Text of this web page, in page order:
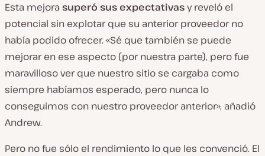
Esta mejora superó sus expectativasy reveló el
potencial sin explotar que su anterior proveedor no
había podido ofrecer. «Sé que también se puede
mejorar en ese aspecto (por nuestra parte), pero fue
maravilloso ver que nuestro sitio se cargaba como
siempre habíamos esperado, pero nunca lo
conseguimos con nuestro proveedor anterior», añadió
Andrew.
Pero no fue sólo el rendimiento lo que les convenció. El